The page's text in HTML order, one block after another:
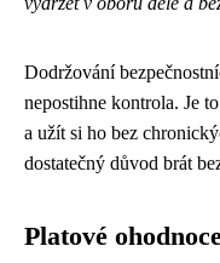
Dodržování
nepostihne kontrola. Je
a užít si ho bez
dostatečný důvod brát
Platové